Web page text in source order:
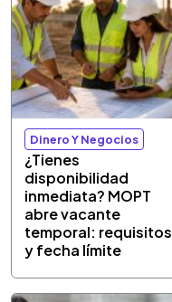
Dinero Y Negocios
¿Tienes
disponibilidad
inmediata? MOPT
abre vacante
temporal: requisitos
y fecha límite